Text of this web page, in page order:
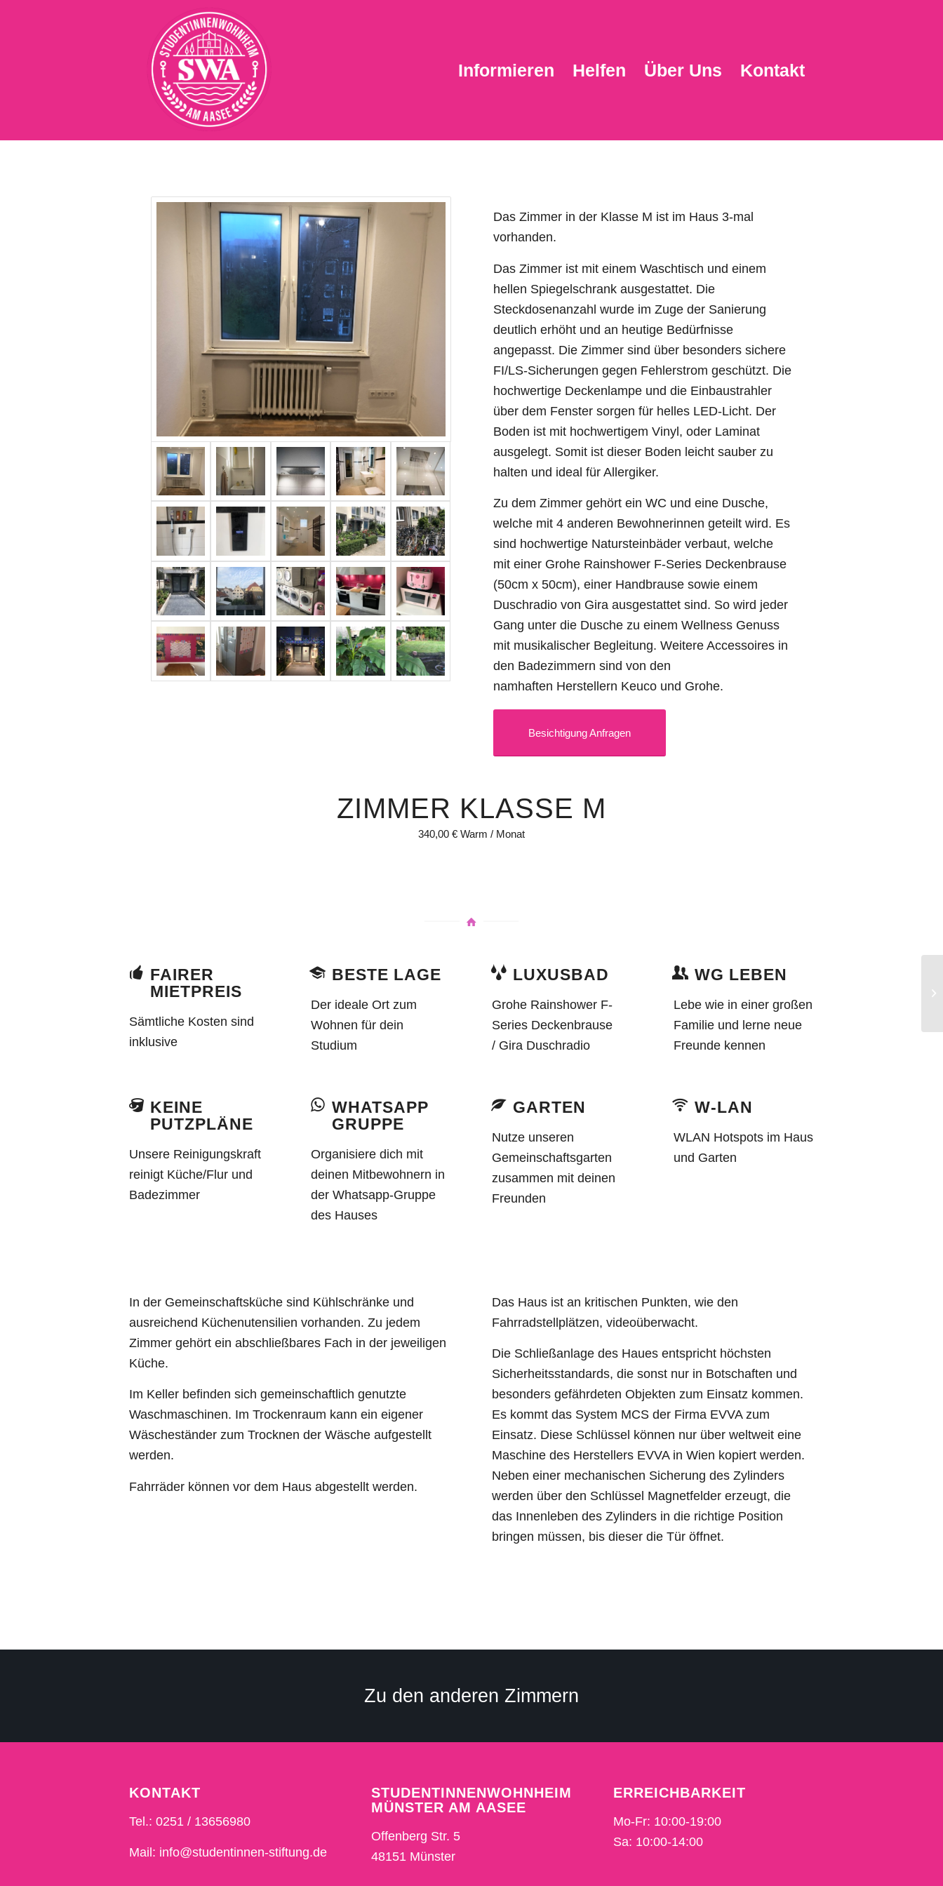
Informieren Helfen Über Uns Kontakt
Das Zimmer in der Klasse M ist im Haus 3-mal
vorhanden.
Das Zimmer ist mit einem Waschtisch und einem
hellen Spiegelschrank ausgestattet. Die
Steckdosenanzahl wurde im Zuge der Sanierung
deutlich erhöht und an heutige Bedürfnisse
angepasst. Die Zimmer sind über besonders sichere
FI/LS-Sicherungen gegen Fehlerstrom geschützt. Die
hochwertige Deckenlampe und die Einbaustrahler
über dem Fenster sorgen für helles LED-Licht. Der
Boden ist mit hochwertigem Vinyl, oder Laminat
ausgelegt. Somit ist dieser Boden leicht sauber zu
halten und ideal für Allergiker.
Zu dem Zimmer gehört ein WC und eine Dusche,
welche mit 4 anderen Bewohnerinnen geteilt wird. Es
sind hochwertige Natursteinbäder verbaut, welche
mit einer Grohe Rainshower F-Series Deckenbrause
(50cm x 50cm), einer Handbrause sowie einem
Duschradio von Gira ausgestattet sind. So wird jeder
Gang unter die Dusche zu einem Wellness Genuss
mit musikalischer Begleitung. Weitere Accessoires in
den Badezimmern sind von den
namhaften Herstellern Keuco und Grohe.
Besichtigung Anfragen
ZIMMER KLASSE M
340,00 € Warm / Monat
FAIRER
MIETPREIS
Sämtliche Kosten sind
inklusive
BESTE LAGE
Der ideale Ort zum
Wohnen für dein
Studium
LUXUSBAD
Grohe Rainshower F-
Series Deckenbrause
/ Gira Duschradio
WG LEBEN
Lebe wie in einer großen
Familie und lerne neue
Freunde kennen
KEINE
PUTZPLÄNE
Unsere Reinigungskraft
reinigt Küche/Flur und
Badezimmer
WHATSAPP
GRUPPE
Organisiere dich mit
deinen Mitbewohnern in
der Whatsapp-Gruppe
des Hauses
GARTEN
Nutze unseren
Gemeinschaftsgarten
zusammen mit deinen
Freunden
W-LAN
WLAN Hotspots im Haus
und Garten
In der Gemeinschaftsküche sind Kühlschränke und
ausreichend Küchenutensilien vorhanden. Zu jedem
Zimmer gehört ein abschließbares Fach in der jeweiligen
Küche.
Im Keller befinden sich gemeinschaftlich genutzte
Waschmaschinen. Im Trockenraum kann ein eigener
Wäscheständer zum Trocknen der Wäsche aufgestellt
werden.
Fahrräder können vor dem Haus abgestellt werden.
Das Haus ist an kritischen Punkten, wie den
Fahrradstellplätzen, videoüberwacht.
Die Schließanlage des Haues entspricht höchsten
Sicherheitsstandards, die sonst nur in Botschaften und
besonders gefährdeten Objekten zum Einsatz kommen.
Es kommt das System MCS der Firma EVVA zum
Einsatz. Diese Schlüssel können nur über weltweit eine
Maschine des Herstellers EVVA in Wien kopiert werden.
Neben einer mechanischen Sicherung des Zylinders
werden über den Schlüssel Magnetfelder erzeugt, die
das Innenleben des Zylinders in die richtige Position
bringen müssen, bis dieser die Tür öffnet.
Zu den anderen Zimmern
KONTAKT
Tel.: 0251 / 13656980
Mail: info@studentinnen-stiftung.de
STUDENTINNENWOHNHEIM
MÜNSTER AM AASEE
Offenberg Str. 5
48151 Münster
ERREICHBARKEIT
Mo-Fr: 10:00-19:00
Sa: 10:00-14:00